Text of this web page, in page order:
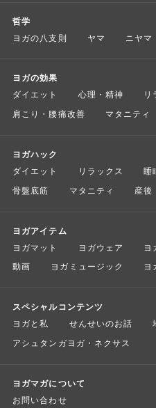
哲学
ヨガの八支則 ヤマ ニヤマ
ヨガの効果
ダイエット 心理・精神 リ
肩こり・腰痛改善
マタニティ
ヨガハック
ダイエット リラックス 睡
骨盤底筋
マタニティ 産後
ヨガアイテム
ヨガマット ヨガウェア ヨ
動画
ヨガミュージック ヨ
スペシャルコンテンツ
ヨガと私 せんせいのお話
アシュタンガヨガ・ネクサス
ヨガマガについて
お問い合わせ